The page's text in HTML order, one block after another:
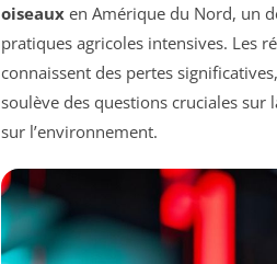
oiseaux en Amérique du Nord, un
pratiques agricoles intensives. Les
connaissent des pertes
soulève des questions cruciales sur
sur l’environnement.